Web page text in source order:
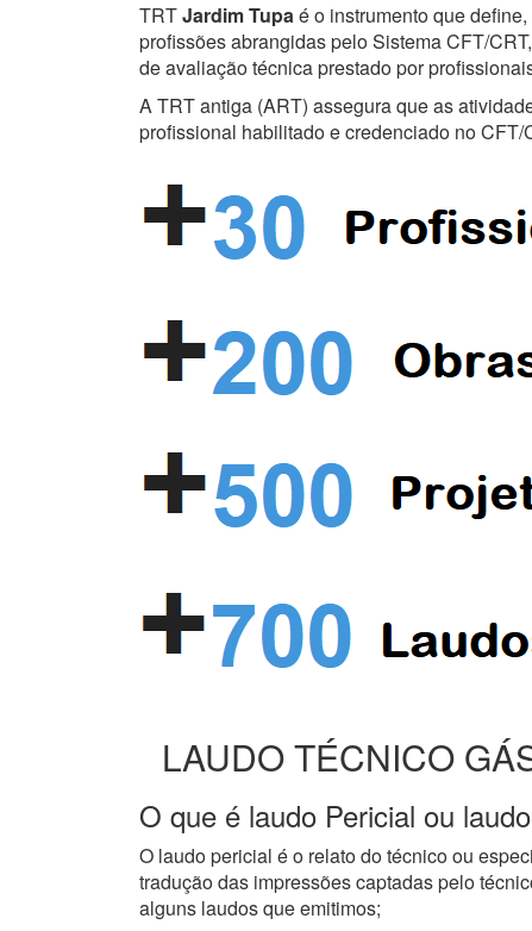
TRTJardim Tupaé o instrumento que
profissões abrangidas pelo Sistema CFT/
de avaliação técnica prestado por
A TRT antiga (ART) assegura que as
profissional habilitado e credenciado no CFT/
LAUDO TÉCNICO
O que é laudo Pericial ou
O laudo pericial é o relato do técnico ou
tradução das impressões captadas pelo
alguns laudos que emitimos;